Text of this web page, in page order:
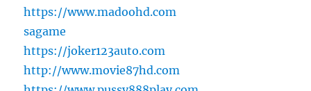
https://www.madoohd.com
sagame
https://joker123auto.com
http://www.movie87hd.com